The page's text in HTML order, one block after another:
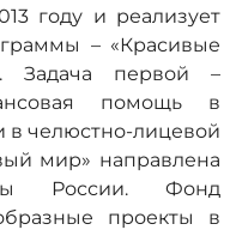
году и реализует
– «Красивые
Задача первой –
помощь в
в челюстно-лицевой
мир» направлена
России. Фонд
проекты в